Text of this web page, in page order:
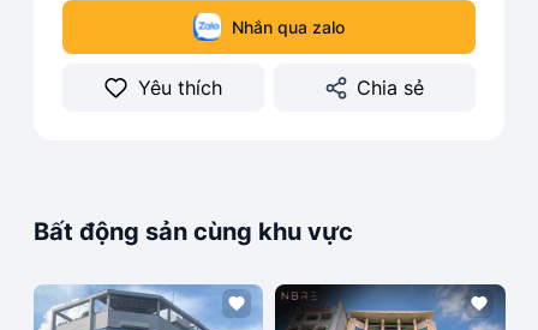
Nhắn qua zalo
Yêu thích Chia sẻ
Bất động sản cùng khu vực